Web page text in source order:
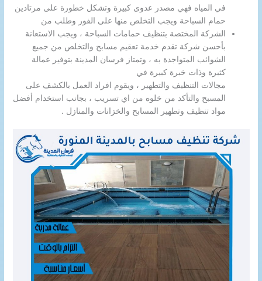
في المياه فهي مصدر عدوى كبيرة وتشكل خطورة على مرتادين
حمام السباحة ويجب التخلص منها على الفور وطلب من
الشركة المختصة بتنظيف حمامات السباحة ، ويجب الاستعانة
بأحسن شركة تقدم خدمة تعقيم مسابح والتخلص من جميع
الشوائب المتواجدة به ، وتمتاز فرسان المدينة بتوفير عمالة
كثيرة وذات خبرة كبيرة في
مجالات التنظيف والتطهير ، ويقوم افراد العمل بالكشف على
المسبح والتأكد من خلوه من اي تسريب ، بجانب استخدام أفضل
مواد تنظيف وتطهير المسابح والخزانات والمنازل .